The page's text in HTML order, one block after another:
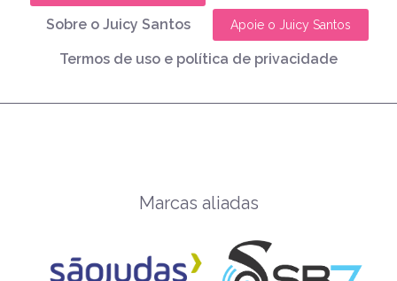
Sobre o Juicy Santos Apoie o Juicy Santos
Termos de uso e política de privacidade
Marcas aliadas